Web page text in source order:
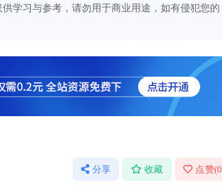
学习与参考，请勿用于商业用途，如有侵犯您的
分享 收藏 点赞(0